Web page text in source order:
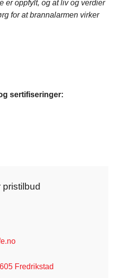
er oppfylt, og at liv og verdier
for at brannalarmen virker
sertifiseringer:
pristilbud
Fredrikstad